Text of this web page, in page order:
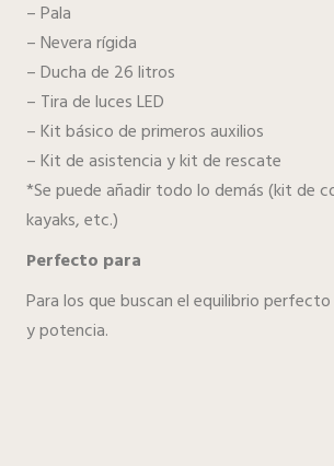
– Pala
– Nevera rígida
– Ducha de 26 litros
– Tira de luces LED
– Kit básico de primeros auxilios
– Kit de asistencia y kit de rescate
*Se puede añadir todo lo demás (kit de
kayaks, etc.)
Perfecto para
Para los que buscan el equilibrio
y potencia.